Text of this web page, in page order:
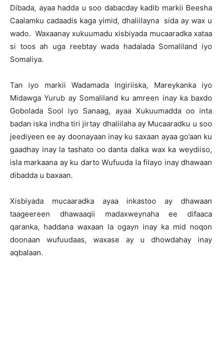
Dibada, ayaa hadda u soo dabacday kadib markii Beesha
Caalamku cadaadis kaga yimid, dhaliilayna sida ay wax u
wado. Waxaanay xukuumadu xisbiyada mucaaradka xataa
si toos ah uga reebtay wada hadalada Somaliland iyo
Somaliya.
Tan iyo markii Wadamada Ingiriiska, Mareykanka iyo
Midawga Yurub ay Somaliland ku amreen inay ka baxdo
Gobolada Sool iyo Sanaag, ayaa Xukuumadda oo inta
badan iska indha tiri jirtay dhaliilaha ay Mucaaradku u soo
jeediyeen ee ay doonayaan inay ku saxaan ayaa go’aan ku
gaadhay inay la tashato oo danta dalka wax ka weydiiso,
isla markaana ay ku darto Wufuuda la filayo inay dhawaan
dibadda u baxaan.
Xisbiyada mucaaradka ayaa inkastoo ay dhawaan
taageereen dhawaaqii madaxweynaha ee difaaca
qaranka, haddana waxaan la ogayn inay ka mid noqon
doonaan wufuudaas, waxase ay u dhowdahay inay
aqbalaan.